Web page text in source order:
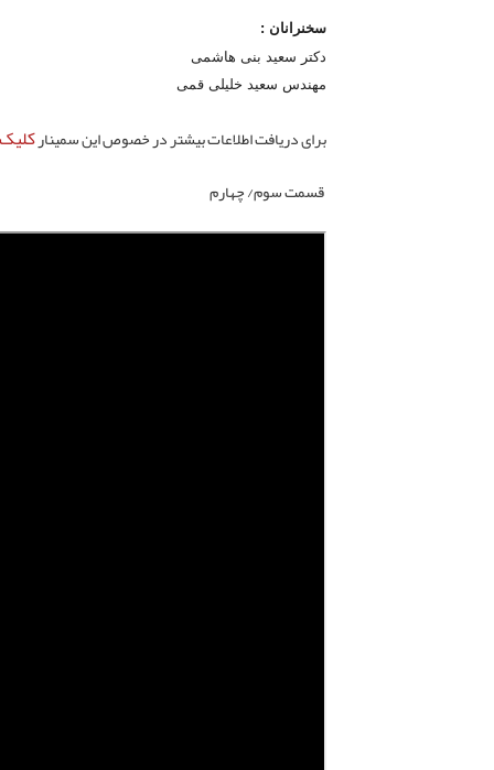
سخنرانان :
دکتر سعید بنی هاشمی
مهندس سعید خلیلی قمی
برای دریافت اطلاعات بیشتر در خصوص این سمینارکلیک
قسمتسوم/چهارم